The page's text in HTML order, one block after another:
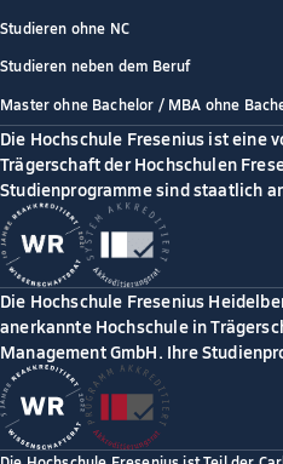
Studieren ohne NC
Studieren neben dem Beruf
Master ohne Bachelor / MBA ohne
Die Hochschule Fresenius ist eine
Trägerschaft der Hochschulen
Studienprogramme sind staatlich
Die Hochschule Fresenius
anerkannte Hochschule in
Management GmbH. Ihre